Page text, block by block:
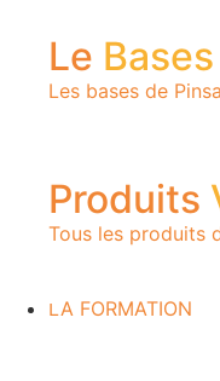
Le Bases
Les bases de
Produits
Tous les produits
LA FORMATION